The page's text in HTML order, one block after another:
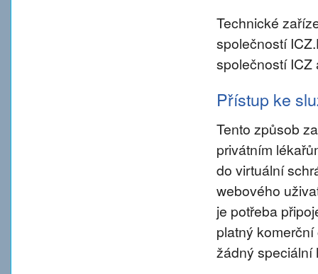
Technické
společností
společností ICZ
Přístup ke
Tento způsob
privátním
do virtuální
webového
je potřeba
platný
žádný speciální